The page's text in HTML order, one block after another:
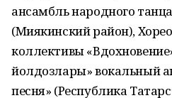
ансамбль народного
(Миякинский район),
коллективы
йолдозлары» вокальный
песня» (Республика